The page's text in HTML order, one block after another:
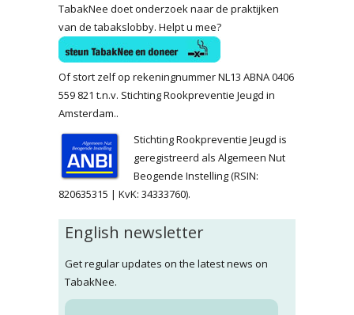
TabakNee doet onderzoek naar de praktijken
van de tabakslobby. Helpt u mee?
Of stort zelf op rekeningnummer NL13 ABNA 0406
559 821 t.n.v. Stichting Rookpreventie Jeugd in
Amsterdam..
Stichting Rookpreventie Jeugd is
geregistreerd als Algemeen Nut
Beogende Instelling (RSIN:
820635315 | KvK: 34333760).
English newsletter
Get regular updates on the latest news on
TabakNee.